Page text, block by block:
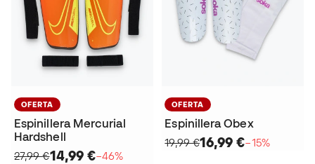
OFERTA
Espinillera Mercurial
Hardshell
27,99 €14,99 €−46%
OFERTA
Espinillera Obex
19,99 €16,99 €−15%